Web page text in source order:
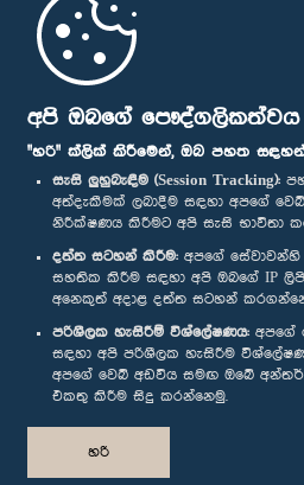
අපි ඔබගේ
"හරි" ක්ලික් කිරීමෙන්, ඔබ පහත
සැසි ලුහුබැඳීම (Session Tracking):
අත්දැකීමක් ලබාදීම සඳහා අපගේ
නිරීක්ෂණය කිරීමට අපි සැසි භාවිතා
දත්ත සටහන් කිරීම: අපගේ සේවාවන්හි
සහතික කිරීම සඳහා අපි ඔබගේ IP
අනෙකුත් අදාළ දත්ත සටහන්
පරිශීලක හැසිරීම් විශ්ලේෂණය: අපගේ
සඳහා අපි පරිශීලක හැසිරීම
අපගේ වෙබ් අඩවිය සමඟ ඔබේ
එකතු කිරීම සිදු කරන්නෙමු.
හරි
මුල් පිටුව
පාර්ලිමේන්තු ජංගම යෙදුම
අප හා සම්බන්ධ වී සිටින්න :
සම්මාන
පෞද්ගලිකත්ව ප්‍රතිපත්තිය